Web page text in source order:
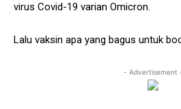
virus Covid-19 varian Omicron.
Lalu vaksin apa yang bagus untuk
- Advertisement